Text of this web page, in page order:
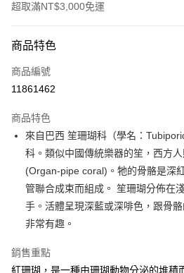
超取滿NT$3,000免運
信用卡一次付款
超商取貨付款
Apple Pay
街口支付
悠遊付
ATM付款
全家取貨付款
商品特色
商品編號
11861462
商品特色
來自巴西 笙珊瑚科（學名：
科。類似中國傳統樂器的笙，西方
(Organ-pipe coral)。牠的骨骼是深
管聯合成束而組成。 笙珊瑚分佈在
手。活體呈現深藍或深啡色，跟骨
非常有趣。
銷售重點
紅珊瑚，是一種由珊瑚動物分泌的堆積